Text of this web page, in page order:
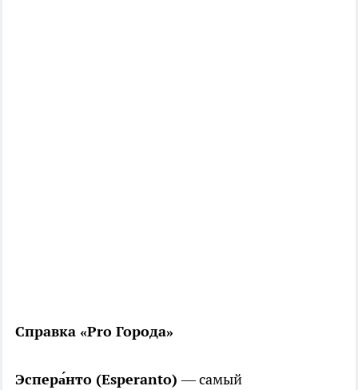
Справка «Pro Города»
Эспера́нто (Esperanto)— самый